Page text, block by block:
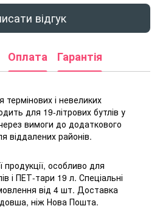
відгук
Оплата Гарантія
і невеликих
для 19-літрових бутлів у
вимоги до додаткового
віддалених районів.
особливо для
і ПЕТ-тари 19 л. Спеціальні
від 4 шт. Доставка
ніж Нова Пошта.